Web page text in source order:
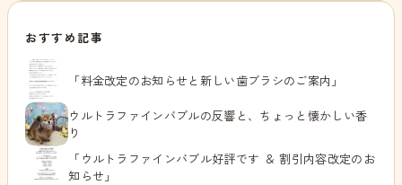
おすすめ記事
「料金改定のお知らせと新しい歯ブラシのご案内」
ウルトラファインバブルの反響と、ちょっと懐かしい香
り
「ウルトラファインバブル好評です ＆ 割引内容改定のお
知らせ」